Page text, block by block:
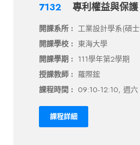
7132 專利權益與保護
開課系所 : 工業設計學系(碩
開課學校 : 東海大學
開課學期 : 111學年第2學期
授課教師 : 羅際鋐
課程時間 : 09:10-12:10, 週六
課程詳細